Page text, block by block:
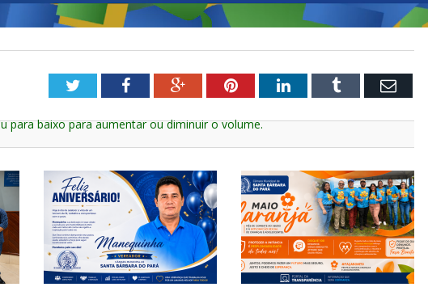
para baixo para aumentar ou diminuir o volume.
TwitterFacebookGoogle+PinterestLinkedInTumblr Email